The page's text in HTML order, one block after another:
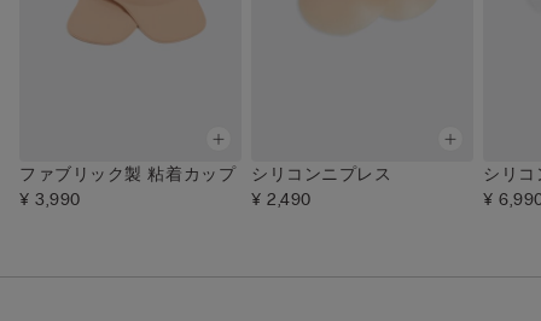
ファブリック製 粘着カップ
¥ 3,990
シリコンニプレス
¥ 2,490
シリ
¥